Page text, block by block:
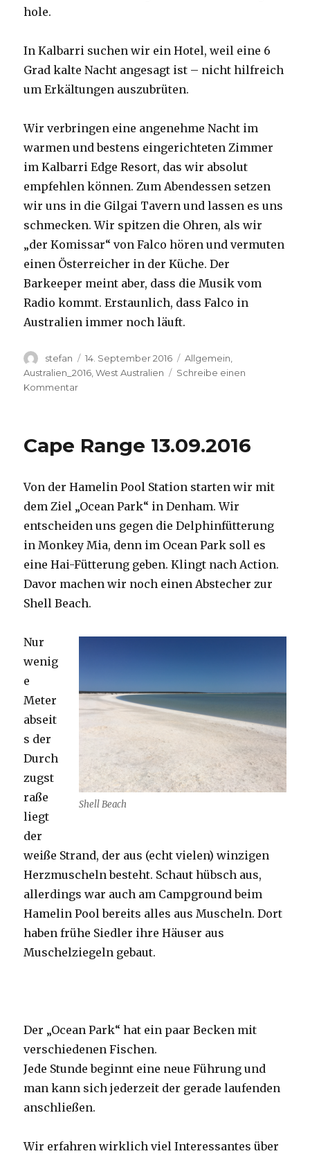
hole.
In Kalbarri suchen wir ein Hotel, weil eine 6
Grad kalte Nacht angesagt ist – nicht hilfreich
um Erkältungen auszubrüten.
Wir verbringen eine angenehme Nacht im
warmen und bestens eingerichteten Zimmer
im Kalbarri Edge Resort, das wir absolut
empfehlen können. Zum Abendessen setzen
wir uns in die Gilgai Tavern und lassen es uns
schmecken. Wir spitzen die Ohren, als wir
„der Komissar“ von Falco hören und vermuten
einen Österreicher in der Küche. Der
Barkeeper meint aber, dass die Musik vom
Radio kommt. Erstaunlich, dass Falco in
Australien immer noch läuft.
Autor
stefan
Veröffentlicht
am
14. September 2016 Kategorien
Allgemein
Australien_2016 ,West Australien
Schreibe einen
Kommentarzu
Cape Range 13.09.2016
Von der Hamelin Pool Station starten wir mit
dem Ziel „Ocean Park“ in Denham. Wir
entscheiden uns gegen die Delphinfütterung
in Monkey Mia, denn im Ocean Park soll es
eine Hai-Fütterung geben. Klingt nach Action.
Davor machen wir noch einen Abstecher zur
Shell Beach.
Shell Beach
Nur
wenig
e
Meter
abseit
s der
Durch
zugst
raße
liegt
der
weiße Strand, der aus (echt vielen) winzigen
Herzmuscheln besteht. Schaut hübsch aus,
allerdings war auch am Campground beim
Hamelin Pool bereits alles aus Muscheln. Dort
haben frühe Siedler ihre Häuser aus
Muschelziegeln gebaut.
Der „Ocean Park“ hat ein paar Becken mit
verschiedenen Fischen.
Jede Stunde beginnt eine neue Führung und
man kann sich jederzeit der gerade laufenden
anschließen.
Wir erfahren wirklich viel Interessantes über